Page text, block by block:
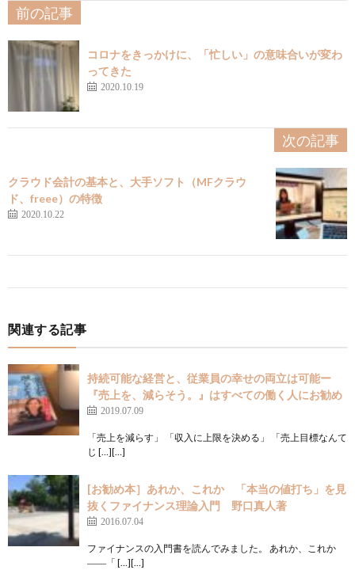
前の記事
コロナをきっかけに、「忙しい」の意味合いが変わ
ってきた
2020.10.19
次の記事
クラウド会計の基本と、大手ソフト（MFクラウ
ド、freee）の特徴
2020.10.22
関連する記事
持続可能な経営と、従業員の幸せの両立は可能ー
『売上を、減らそう。』はすべての働く人にお勧め
2019.07.09
「売上を減らす」 「収入に上限を決める」 「売上目標なんて
じ […][…]
[お勧め本］あれか、これか 「本当の値打ち」を見
抜くファイナンス理論入門 野口真人著
2016.07.04
ファイナンスの入門書を読んでみました。 あれか、これか
――「 […][…]